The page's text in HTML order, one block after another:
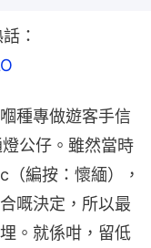
：
種專做遊客手信
公仔。雖然當時
編按：懷緬），
嘅決定，所以最
。就係咁，留低